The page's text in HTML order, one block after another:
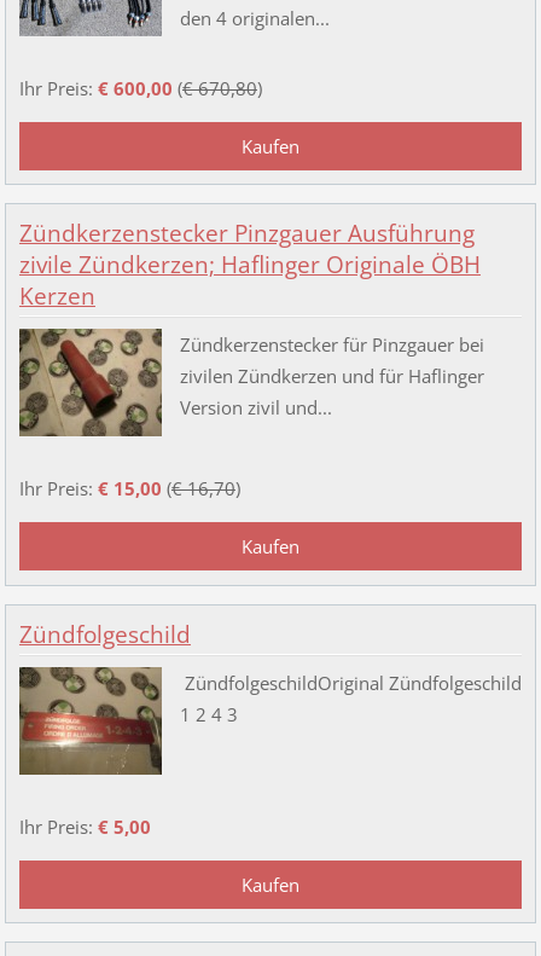
den 4 originalen...
Ihr Preis: € 600,00 (€ 670,80)
Zündkerzenstecker Pinzgauer Ausführung
zivile Zündkerzen; Haflinger Originale ÖBH
Kerzen
Zündkerzenstecker für Pinzgauer bei
zivilen Zündkerzen und für Haflinger
Version zivil und...
Ihr Preis: € 15,00 (€ 16,70)
Zündfolgeschild
ZündfolgeschildOriginal Zündfolgeschild
1 2 4 3
Ihr Preis: € 5,00